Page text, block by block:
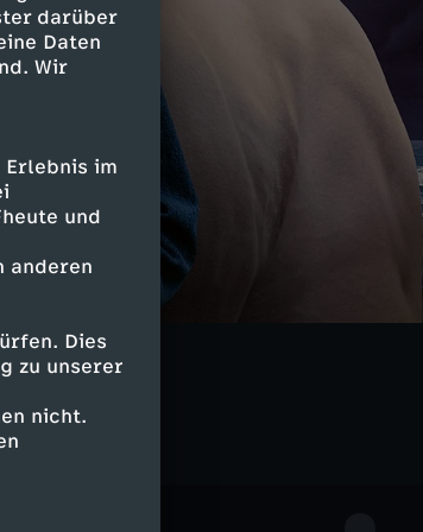
darüber
Daten
Wir
im
und
anderen
Dies
zu unserer
nicht.